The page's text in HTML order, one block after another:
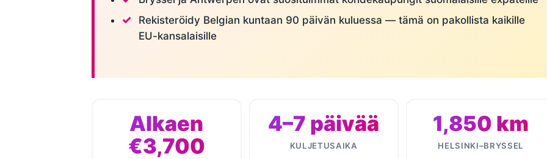
Rekisteröidy Belgian kuntaan 90 päivän kuluessa — tämä on pakollista kaikille
EU-kansalaisille
Alkaen
€3,700
4–7 päivää
KULJETUSAIKA
1,850 km
HELSINKI–BRYSSEL